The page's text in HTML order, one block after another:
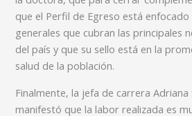
que el Perfil de Egreso está
generales que cubran las principales
del país y que su sello está en la
salud de la población.
Finalmente, la jefa de carrera Adriana
manifestó que la labor realizada es